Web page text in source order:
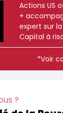
Actions US
+
expert sur
Capital à
*Voir
?